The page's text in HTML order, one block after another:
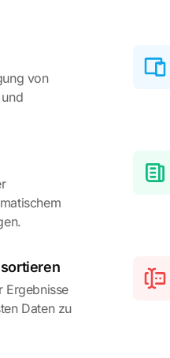
von
Ergebnisse
Daten zu